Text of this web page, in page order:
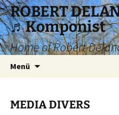
Zum
Inhalt
springen
ROBERT
♬Komponist
Home of Robert
Menü
MEDIA DIVERS